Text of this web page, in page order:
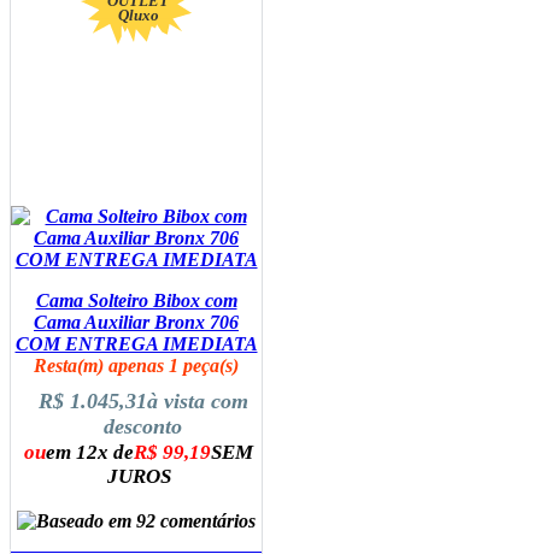
Qluxo
Cama Solteiro Bibox com
Cama Auxiliar Bronx 706
COM ENTREGA IMEDIATA
Resta(m) apenas 1 peça(s)
R$ 1.045,31à vista com
desconto
ouem 12x deR$ 99,19SEM
JUROS